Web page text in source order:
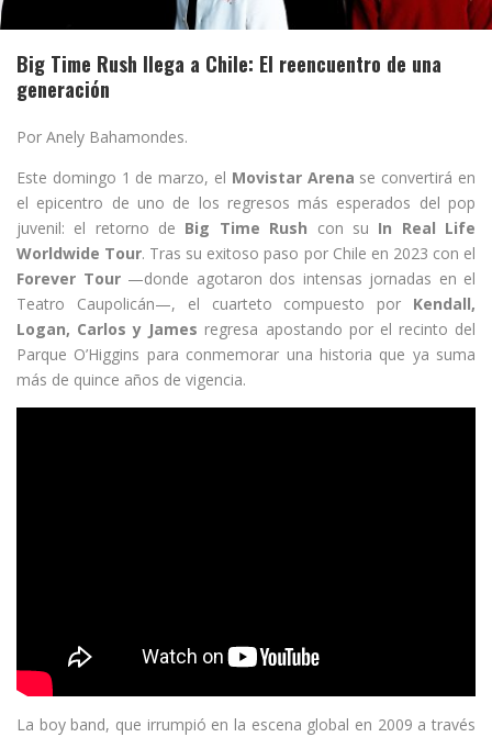
Big Time Rush llega a Chile: El reencuentro de una
generación
Por Anely Bahamondes.
Este domingo 1 de marzo, el Movistar Arena se convertirá en
el epicentro de uno de los regresos más esperados del pop
juvenil: el retorno de Big Time Rush con su In Real Life
Worldwide Tour. Tras su exitoso paso por Chile en 2023 con el
Forever Tour—donde agotaron dos intensas jornadas en el
Teatro Caupolicán—, el cuarteto compuesto por Kendall,
Logan, Carlos y James regresa apostando por el recinto del
Parque O’Higgins para conmemorar una historia que ya suma
más de quince años de vigencia.
La boy band, que irrumpió en la escena global en 2009 a través